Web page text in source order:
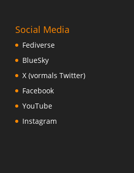
Social Media
Fediverse
BlueSky
X (vormals Twitter)
Facebook
YouTube
Instagram